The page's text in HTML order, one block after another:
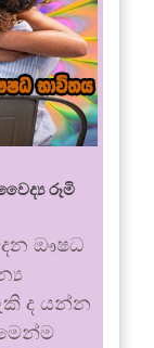
රූමි
ඖෂධ
ද යන්න